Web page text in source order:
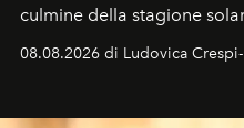
culmine della stagione
ideale per la notte delle
08.08.2026 di Ludovica